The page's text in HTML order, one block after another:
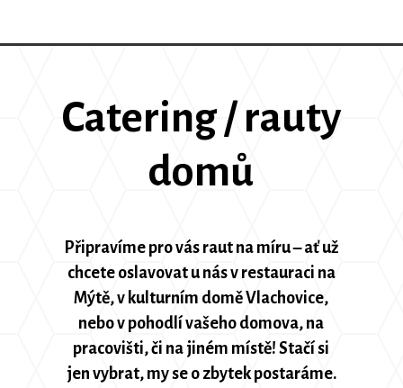
Catering / rauty
domů
Připravíme pro vás raut na míru – ať už
chcete oslavovat u nás v restauraci na
Mýtě, v kulturním domě Vlachovice,
nebo v pohodlí vašeho domova, na
pracovišti, či na jiném místě! Stačí si
jen vybrat, my se o zbytek postaráme.